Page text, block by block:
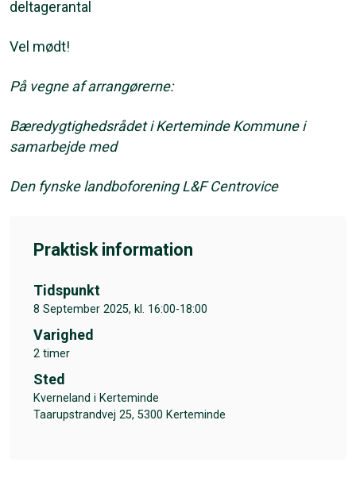
deltagerantal
Vel mødt!
På vegne af arrangørerne:
Bæredygtighedsrådet i Kerteminde Kommune i
samarbejde med
Den fynske landboforening L&F Centrovice
Praktisk information
Tidspunkt
8 September 2025, kl. 16:00-18:00
Varighed
2 timer
Sted
Kverneland i Kerteminde
Taarupstrandvej 25, 5300 Kerteminde